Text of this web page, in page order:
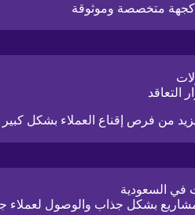
كجهة متخصصة وموثوقة
التعاقد
من فرص إقناع العملاء بشكل كبير
في السعودية
بشكل جذاب والوصول لعملاء